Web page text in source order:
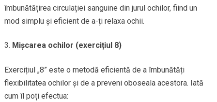
îmbunătățirea circulației sanguine din jurul ochilor, fiind un
mod simplu și eficient de a-ți relaxa ochii.
Mișcarea ochilor (exercițiul 8)
Exercițiul „8” este o metodă eficientă de a îmbunătăți
flexibilitatea ochilor și de a preveni oboseala acestora. Iată
cum îl poți efectua: